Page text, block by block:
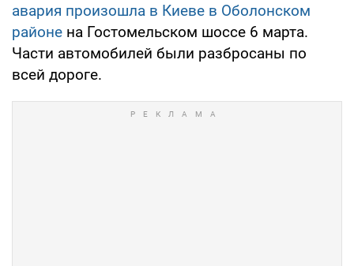
авария произошла в Киеве в Оболонском
районе на Гостомельском шоссе 6 марта.
Части автомобилей были разбросаны по
всей дороге.